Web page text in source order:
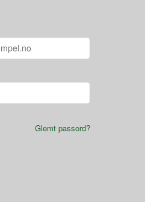
Glemt passord?